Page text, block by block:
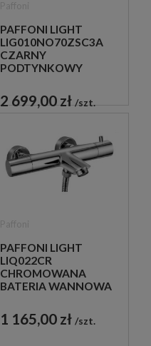
PAFFONI LIGHT
LIG010NO70ZSC3A
CZARNY
PODTYNKOWY
PRYSZNICOWY
2 699,00 zł szt.
PAFFONI LIGHT
LIQ022CR
CHROMOWANA
BATERIA WANNOWA
TERMOSTATYCZNA
1 165,00 zł szt.